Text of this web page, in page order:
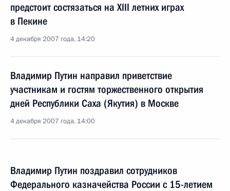
предстоит состязаться на XIII летних играх
в Пекине
4 декабря 2007 года, 14:20
Владимир Путин направил приветствие
участникам и гостям торжественного открытия
дней Республики Саха (Якутия) в Москве
4 декабря 2007 года, 14:00
Владимир Путин поздравил сотрудников
Федерального казначейства России с 15-летием